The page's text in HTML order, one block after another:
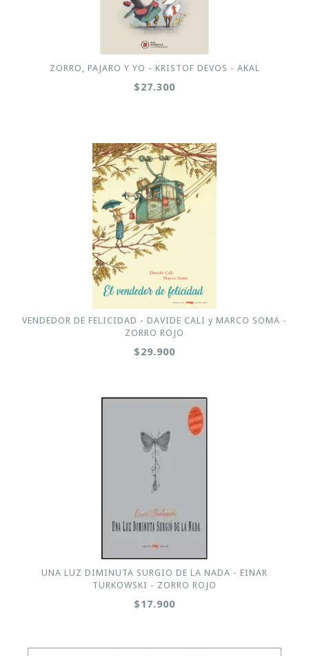
ZORRO, PAJARO Y YO - KRISTOF DEVOS - AKAL
$27.300
VENDEDOR DE FELICIDAD - DAVIDE CALI y MARCO SOMA -
ZORRO ROJO
$29.900
UNA LUZ DIMINUTA SURGIO DE LA NADA - EINAR
TURKOWSKI - ZORRO ROJO
$17.900